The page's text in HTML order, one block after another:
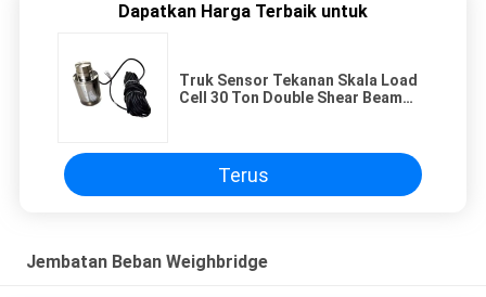
Dapatkan Harga Terbaik untuk
Truk Sensor Tekanan Skala Load
Cell 30 Ton Double Shear Beam
Terus
Jembatan Beban Weighbridge